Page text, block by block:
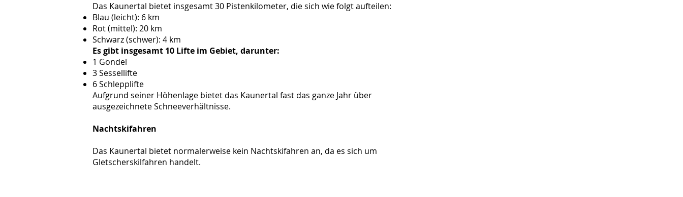
Das Kaunertal bietet insgesamt 30 Pistenkilometer, die sich wie folgt aufteilen:
Blau (leicht): 6 km
Rot (mittel): 20 km
Schwarz (schwer): 4 km
Es gibt insgesamt 10 Lifte im Gebiet, darunter:
1 Gondel
3 Sessellifte
6 Schlepplifte
Aufgrund seiner Höhenlage bietet das Kaunertal fast das ganze Jahr über
ausgezeichnete Schneeverhältnisse.
Nachtskifahren
Das Kaunertal bietet normalerweise kein Nachtskifahren an, da es sich um
Gletscherskilfahren handelt.